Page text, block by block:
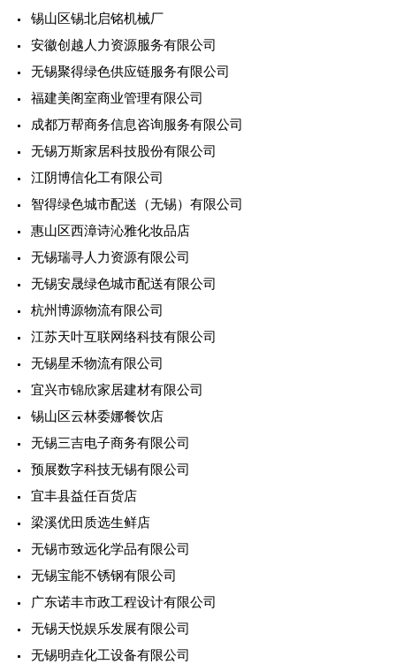
锡山区锡北启铭机械厂
安徽创越人力资源服务有限公司
无锡聚得绿色供应链服务有限公司
福建美阁室商业管理有限公司
成都万帮商务信息咨询服务有限公司
无锡万斯家居科技股份有限公司
江阴博信化工有限公司
智得绿色城市配送（无锡）有限公司
惠山区西漳诗沁雅化妆品店
无锡瑞寻人力资源有限公司
无锡安晟绿色城市配送有限公司
杭州博源物流有限公司
江苏天叶互联网络科技有限公司
无锡星禾物流有限公司
宜兴市锦欣家居建材有限公司
锡山区云林委娜餐饮店
无锡三吉电子商务有限公司
预展数字科技无锡有限公司
宜丰县益任百货店
梁溪优田质选生鲜店
无锡市致远化学品有限公司
无锡宝能不锈钢有限公司
广东诺丰市政工程设计有限公司
无锡天悦娱乐发展有限公司
无锡明垚化工设备有限公司